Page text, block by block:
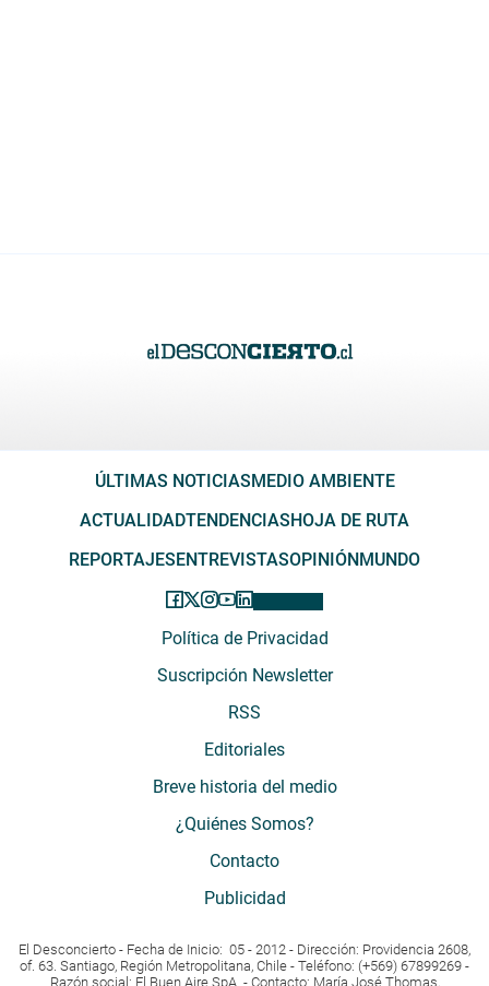
ÚLTIMAS NOTICIASMEDIO AMBIENTE
ACTUALIDADTENDENCIASHOJA DE RUTA
REPORTAJESENTREVISTASOPINIÓNMUNDO
Política de Privacidad
Suscripción Newsletter
RSS
Editoriales
Breve historia del medio
¿Quiénes Somos?
Contacto
Publicidad
El Desconcierto - Fecha de Inicio: 05 - 2012 - Dirección: Providencia 2608,
of. 63. Santiago, Región Metropolitana, Chile - Teléfono: (+569) 67899269 -
Razón social: El Buen Aire SpA. - Contacto: María José Thomas,